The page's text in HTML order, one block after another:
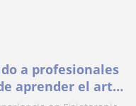
a profesionales
aprender el arte